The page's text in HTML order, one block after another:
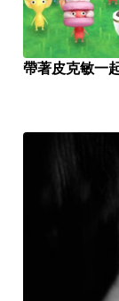
帶著皮克敏一